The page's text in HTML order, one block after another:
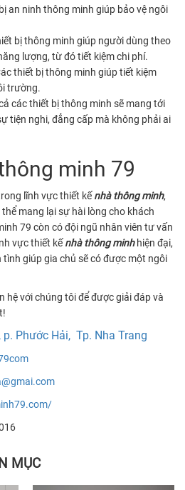
an ninh thông minh giúp bảo vệ ngôi
bị thông minh giúp người dùng theo
lượng, từ đó tiết kiệm chi phí.
thiết bị thông minh giúp tiết kiệm
trường.
các thiết bị thông minh sẽ mang tới
tiện nghi, đẳng cấp mà không phải ai
minh 79
lĩnh vực thiết kếnhà thông minh,
mang lại sự hài lòng cho khách
79 còn có đội ngũ nhân viên tư vấn
vực thiết kếnhà thông minhhiện đại,
giúp gia chủ sẽ có được một ngôi
hệ với chúng tôi để được giải đáp và
p. Phước Hải, Tp. Nha Trang
MỤC